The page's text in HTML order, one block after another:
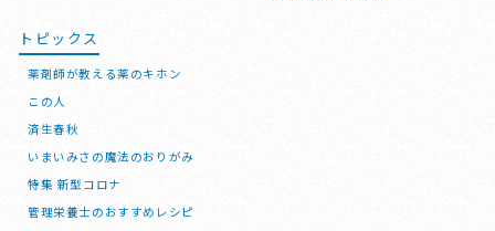
トピックス
薬剤師が教える薬のキホン
この人
済生春秋
いまいみさの魔法のおりがみ
特集 新型コロナ
管理栄養士のおすすめレシピ